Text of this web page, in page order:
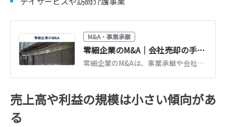
M&A・事業承継
零細企業のM&A｜会社売却の手法や注意点、成功させるコツを解説
零細企業のM&Aは、事業承継や会社売却による利益獲得などを目的に行われます。零細企業のM&Aについて、公認会計士が手法や売買価格、注意点、成功させるためのポイントを分かりやすく解説します。（公認会計士監修記事）
売上高や利益の規模は小さい傾向があ
る